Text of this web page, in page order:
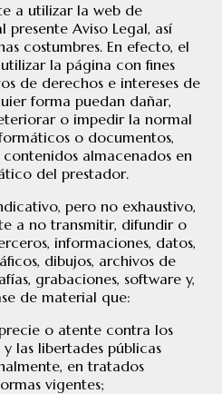
a utilizar la web de
Aviso Legal, así
costumbres. En efecto, el
la página con fines
de derechos e intereses de
forma puedan dañar,
o impedir la normal
o documentos,
almacenados en
del prestador.
pero no exhaustivo,
a no transmitir, difundir o
informaciones, datos,
dibujos, archivos de
grabaciones, software y,
de material que:
o atente contra los
las libertades públicas
en tratados
vigentes;